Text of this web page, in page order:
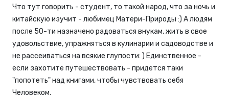
Что тут говорить - студент, то такой народ, что за ночь и
китайскую изучит - любимец Матери-Природы :) А людям
после 50-ти назначено радоваться внукам, жить в свое
удовольствие, упражняться в кулинарии и садоводстве и
не рассеиваться на всякие глупости: ) Единственное -
если захотите путешествовать - придется таки
"попотеть" над книгами, чтобы чувствовать себя
Человеком.